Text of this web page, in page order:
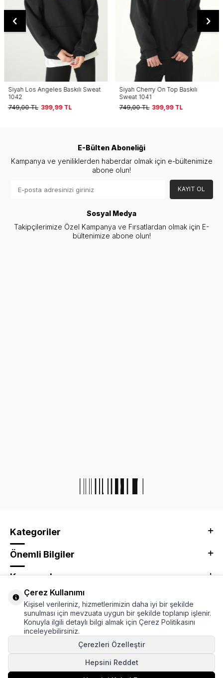
Siyah Los Angeles Baskılı Sweat
1042
749,00TL 399,99TL
Siyah Cherry On Top Baskılı
Sweat 1041
749,00TL 399,99TL
E-Bülten Aboneliği
Kampanya ve yeniliklerden haberdar olmak için e-bültenimize
abone olun!
KAYIT OL
Sosyal Medya
Takipçilerimize Özel Kampanya ve Fırsatlardan olmak için E-
bültenimize abone olun!
Kategoriler
Önemli Bilgiler
Kurumsal
Adres & İletişim
Çerez Kullanımı
Kişisel verileriniz, hizmetlerimizin daha iyi bir şekilde
sunulması için mevzuata uygun bir şekilde toplanıp işlenir.
Konuyla ilgili detaylı bilgi almak için Çerez Politikasını
inceleyebilirsiniz.
Çerezleri Özelleştir
Hepsini Reddet